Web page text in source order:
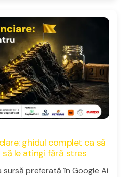
ghidul complet ca să
le atingi fără stres
preferată în Google Ai